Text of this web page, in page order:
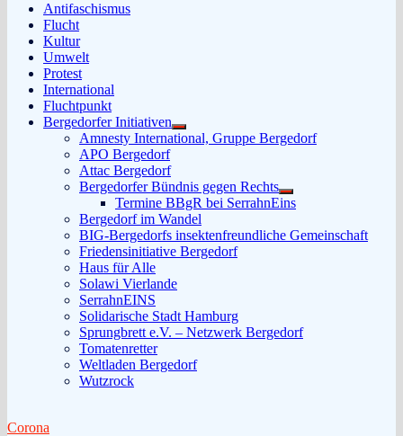
Antifaschismus
Flucht
Kultur
Umwelt
Protest
International
Fluchtpunkt
Bergedorfer Initiativen
Untermenü
anzeigen
Amnesty International, Gruppe Bergedorf
APO Bergedorf
Attac Bergedorf
Bergedorfer Bündnis gegen Rechts
Untermenü
anzeigen
Termine BBgR bei SerrahnEins
Bergedorf im Wandel
BIG-Bergedorfs insektenfreundliche Gemeinschaft
Friedensinitiative Bergedorf
Haus für Alle
Solawi Vierlande
SerrahnEINS
Solidarische Stadt Hamburg
Sprungbrett e.V. – Netzwerk Bergedorf
Tomatenretter
Weltladen Bergedorf
Wutzrock
Corona